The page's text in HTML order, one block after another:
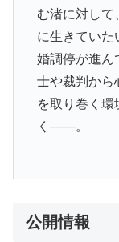
む渚に対して
に生きていた
婚調停が進ん
士や裁判から
を取り巻く環
く――。
公開情報